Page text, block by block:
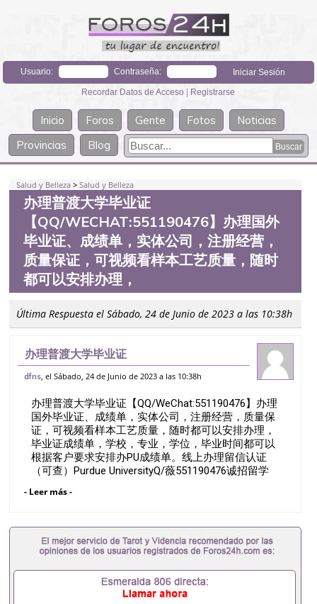
Usuario: Contraseña:
Recordar Datos de Acceso | Registrarse
Inicio Foros Gente Fotos
Noticias
Provincias
Blog
Salud y Belleza >Salud y Belleza
办理普渡大学毕业证
【QQ/WECHAT:551190476】办理国外
毕业证、成绩单，实体公司，注册经营，
质量保证，可视频看样本工艺质量，随时
都可以安排办理，
Última Respuesta el Sábado, 24 de Junio de 2023 a las 10:38h
办理普渡大学毕业证
【QQ/WeChat:551190476】办理国外毕
保证，可视频看样本工艺质量，随时都可以
安排办理，
dfns , el Sábado, 24 de Junio de 2023 a las 10:38h
办理普渡大学毕业证【QQ/WeChat:551190476】办理
国外毕业证、成绩单，实体公司，注册经营，质量保
证，可视频看样本工艺质量，随时都可以安排办理，
毕业证成绩单，学校，专业，学位，毕业时间都可以
根据客户要求安排办PU成绩单。线上办理留信认证
（可查）Purdue UniversityQ/薇551190476诚招留学
使馆认证办理留学归国证明办理留信网认证办理留服
位证书办理美国文凭办理澳洲文凭办理英国文凭办理
加拿大文凭办理德国文凭 一、快速办理材料： 1、毕
业证+成绩单+留学回国人员证明+教育部认证,录取通
及亲朋好友一份完美交代）； 2、雅思、托福，
OFFER，在读证明，学生卡等留学相关材料（申请学
- Leer más -